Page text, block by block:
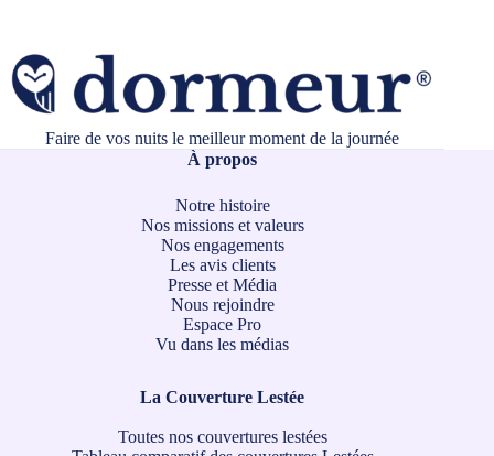
Faire de vos nuits le meilleur moment de la journée
À propos
Notre histoire
Nos missions et valeurs
Nos engagements
Les avis clients
Presse et Média
Nous rejoindre
Espace Pro
Vu dans les médias
La Couverture Lestée
Toutes nos couvertures lestées